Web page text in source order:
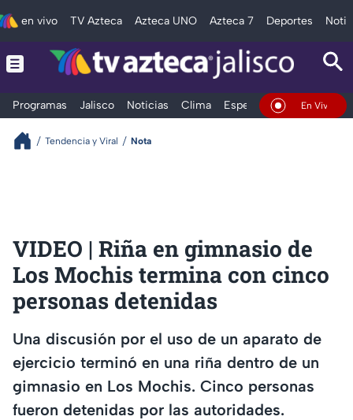
en vivo TV Azteca Azteca UNO Azteca 7 Deportes
Programas Jalisco Noticias Clima Espectáculos Deportes
En Vivo
Tendencia y Viral Nota
VIDEO | Riña en gimnasio de
Los Mochis termina con cinco
personas detenidas
Una discusión por el uso de un aparato de
ejercicio terminó en una riña dentro de un
gimnasio en Los Mochis. Cinco personas
fueron detenidas por las autoridades.